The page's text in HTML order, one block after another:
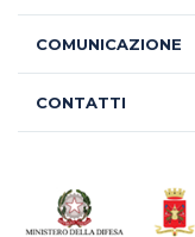
COMUNICAZIONE
CONTATTI